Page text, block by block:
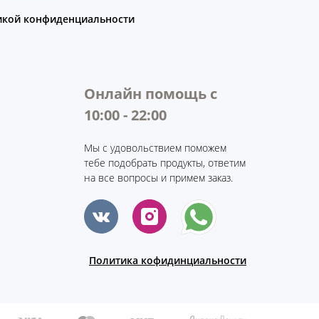
конфиденциальности
Онлайн помощь с
10:00 - 22:00
Мы с удовольствием поможем
тебе подобрать продукты, ответим
на все вопросы и примем заказ.
Политика кофидинциальности